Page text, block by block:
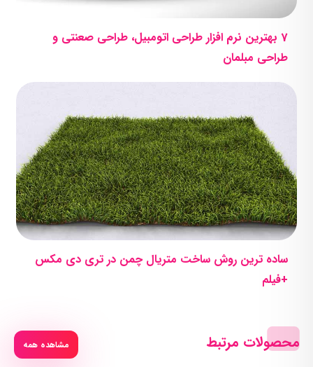
7 بهترین نرم افزار طراحی اتومبیل، طراحی صعنتی و
طراحی مبلمان
ساده ترین روش ساخت متریال چمن در تری دی مکس
+فیلم
محصولات مرتبط مشاهده همه